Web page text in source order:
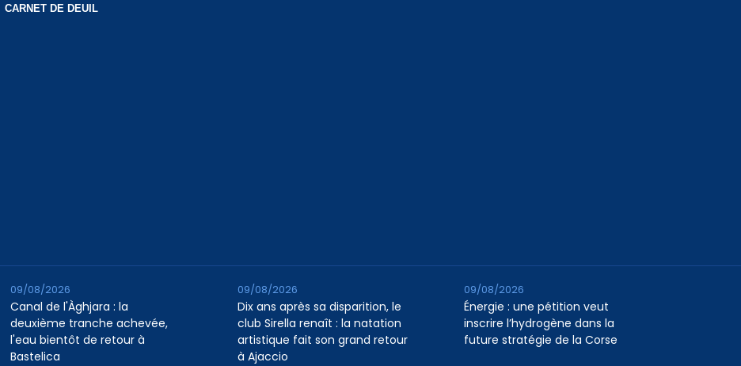
CARNET DE DEUIL
Canal de l'Àghjara : la
deuxième tranche achevée,
l'eau bientôt de retour à
Bastelica
09/08/2026
Dix ans après sa disparition, le
club Sirella renaît : la natation
artistique fait son grand retour
à Ajaccio
09/08/2026
Énergie : une pétition veut
inscrire l’hydrogène dans la
future stratégie de la Corse
09/08/2026